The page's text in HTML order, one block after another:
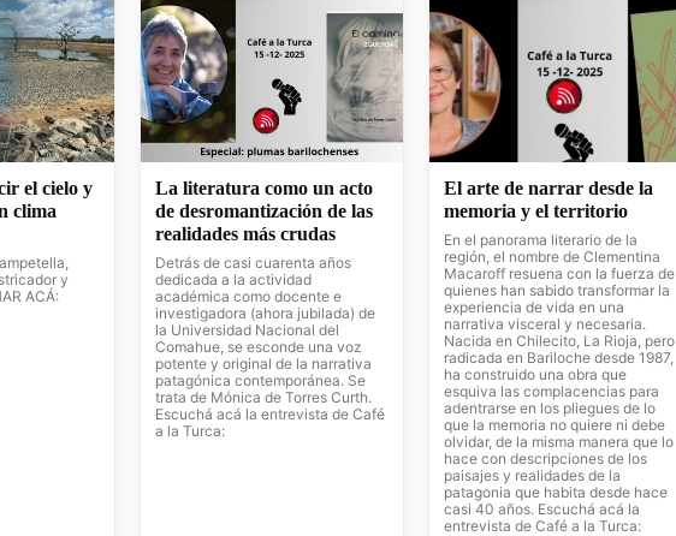
el cielo y
clima
y
ACÁ:
La literatura como un acto
de desromantización de las
realidades más crudas
Detrás de casi cuarenta años
dedicada a la actividad
académica como docente e
investigadora (ahora jubilada) de
la Universidad Nacional del
Comahue, se esconde una voz
potente y original de la narrativa
patagónica contemporánea. Se
trata de Mónica de Torres Curth.
Escuchá acá la entrevista de Café
a la Turca:
El arte de narrar desde la
memoria y el territorio
En el panorama literario de la
región, el nombre de Clementina
Macaroff resuena con la fuerza de
quienes han sabido transformar la
experiencia de vida en una
narrativa visceral y necesaria.
Nacida en Chilecito, La Rioja, pero
radicada en Bariloche desde 1987,
ha construido una obra que
esquiva las complacencias para
adentrarse en los pliegues de lo
que la memoria no quiere ni debe
olvidar, de la misma manera que lo
hace con descripciones de los
paisajes y realidades de la
patagonia que habita desde hace
casi 40 años. Escuchá acá la
entrevista de Café a la Turca: